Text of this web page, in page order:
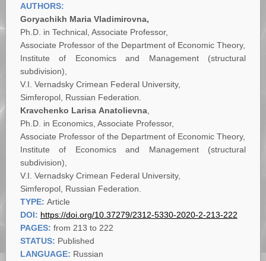
AUTHORS:
Goryachikh Maria Vladimirovna,
Ph.D. in Technical, Associate Professor,
Associate Professor of the Department of Economic Theory,
Institute of Economics and Management (structural
subdivision),
V.I. Vernadsky Crimean Federal University,
Simferopol, Russian Federation.
Kravchenko Larisa Аnatolievna,
Ph.D. in Economics, Associate Professor,
Associate Professor of the Department of Economic Theory,
Institute of Economics and Management (structural
subdivision),
V.I. Vernadsky Crimean Federal University,
Simferopol, Russian Federation.
TYPE: Article
DOI: https://doi.org/10.37279/2312-5330-2020-2-213-222
PAGES: from 213 to 222
STATUS: Published
LANGUAGE: Russian